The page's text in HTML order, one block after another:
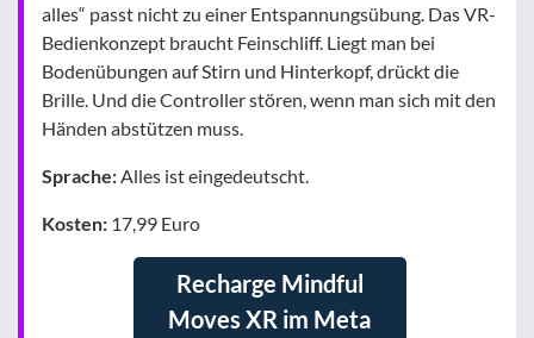
alles“ passt nicht zu einer Entspannungsübung. Das VR-
Bedienkonzept braucht Feinschliff. Liegt man bei
Bodenübungen auf Stirn und Hinterkopf, drückt die
Brille. Und die Controller stören, wenn man sich mit den
Händen abstützen muss.
Sprache: Alles ist eingedeutscht.
Kosten: 17,99 Euro
Recharge Mindful
Moves XR im Meta